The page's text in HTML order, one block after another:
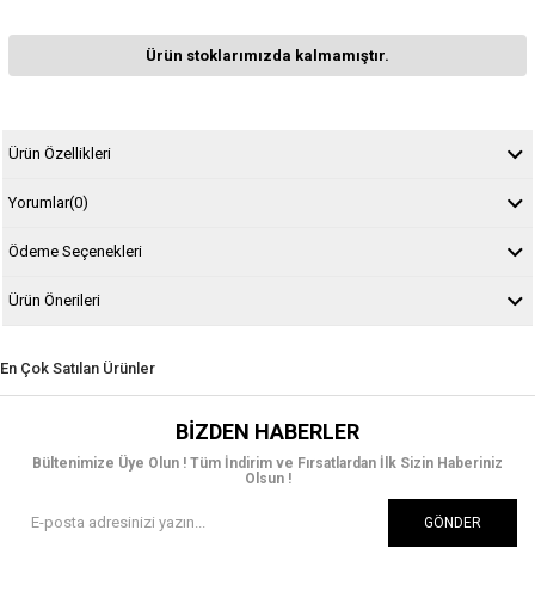
Ürün stoklarımızda kalmamıştır.
Ürün Özellikleri
Yorumlar(0)
Ödeme Seçenekleri
Ürün Önerileri
En Çok Satılan Ürünler
BIZDEN HABERLER
Bültenimize Üye Olun ! Tüm İndirim ve Fırsatlardan İlk Sizin Haberiniz
Olsun !
GÖNDER